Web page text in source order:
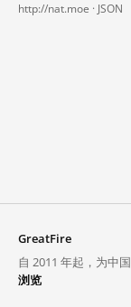
http://nat.moe · JSON
GreatFire
自 2011 年起，为中
浏览